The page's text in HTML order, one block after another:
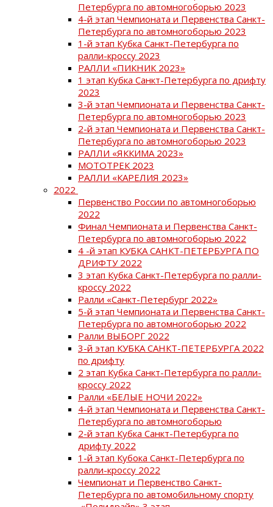
Петербурга по автомногоборью 2023
4-й этап Чемпионата и Первенства Санкт-
Петербурга по автомногоборью 2023
1-й этап Кубка Санкт-Петербурга по
ралли-кроссу 2023
РАЛЛИ «ПИКНИК 2023»
1 этап Кубка Санкт-Петербурга по дрифту
2023
3-й этап Чемпионата и Первенства Санкт-
Петербурга по автомногоборью 2023
2-й этап Чемпионата и Первенства Санкт-
Петербурга по автомногоборью 2023
РАЛЛИ «ЯККИМА 2023»
МОТОТРЕК 2023
РАЛЛИ «КАРЕЛИЯ 2023»
2022
Первенство России по автомногоборью
2022
Финал Чемпионата и Первенства Санкт-
Петербурга по автомногоборью 2022
4 -й этап КУБКА САНКТ-ПЕТЕРБУРГА ПО
ДРИФТУ 2022
3 этап Кубка Санкт-Петербурга по ралли-
кроссу 2022
Ралли «Санкт-Петербург 2022»
5-й этап Чемпионата и Первенства Санкт-
Петербурга по автомногоборью 2022
Ралли ВЫБОРГ 2022
3-й этап КУБКА САНКТ-ПЕТЕРБУРГА 2022
по дрифту
2 этап Кубка Санкт-Петербурга по ралли-
кроссу 2022
Ралли «БЕЛЫЕ НОЧИ 2022»
4-й этап Чемпионата и Первенства Санкт-
Петербурга по автомногоборью
2-й этап Кубка Санкт-Петербурга по
дрифту 2022
1-й этап Кубока Санкт-Петербурга по
ралли-кроссу 2022
Чемпионат и Первенство Санкт-
Петербурга по автомобильному спорту